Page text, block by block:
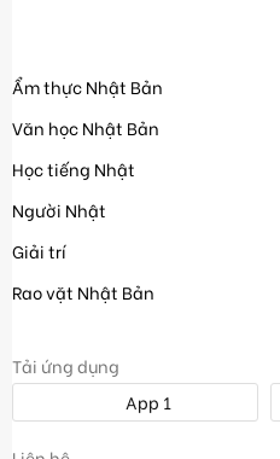
Ẩm thực Nhật Bản
Văn học Nhật Bản
Học tiếng Nhật
Người Nhật
Giải trí
Rao vặt Nhật Bản
Tải ứng dụng
App 1